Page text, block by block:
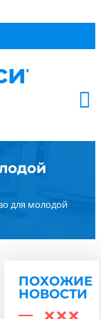
для молодой
ПОХОЖИЕ
НОВОСТИ